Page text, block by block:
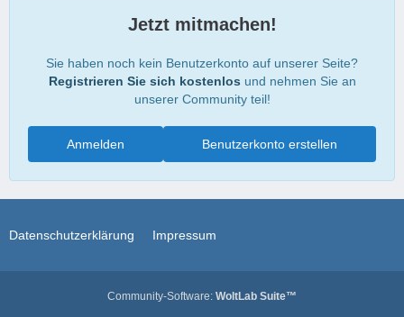
Jetzt mitmachen!
Sie haben noch kein Benutzerkonto auf unserer Seite?
Registrieren Sie sich kostenlos und nehmen Sie an
unserer Community teil!
Benutzerkonto erstellen
Anmelden
Datenschutzerklärung Impressum
Community-Software: WoltLab Suite™